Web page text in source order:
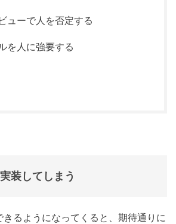
ューで人を否定する
を人に強要する
装してしまう
るようになってくると、期待通りに